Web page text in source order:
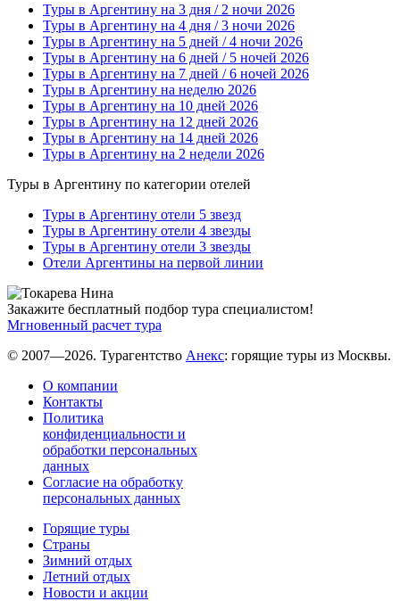
Туры в Аргентину на 3 дня / 2 ночи 2026
Туры в Аргентину на 4 дня / 3 ночи 2026
Туры в Аргентину на 5 дней / 4 ночи 2026
Туры в Аргентину на 6 дней / 5 ночей 2026
Туры в Аргентину на 7 дней / 6 ночей 2026
Туры в Аргентину на неделю 2026
Туры в Аргентину на 10 дней 2026
Туры в Аргентину на 12 дней 2026
Туры в Аргентину на 14 дней 2026
Туры в Аргентину на 2 недели 2026
Туры в Аргентину по категории отелей
Туры в Аргентину отели 5 звезд
Туры в Аргентину отели 4 звезды
Туры в Аргентину отели 3 звезды
Отели Аргентины на первой линии
Закажите бесплатный подбор тура специалистом!
Мгновенный расчет тура
© 2007—2026. Турагентство Анекс: горящие туры из Москвы.
О компании
Контакты
Политика
конфиденциальности и
обработки персональных
данных
Согласие на обработку
персональных данных
Горящие туры
Страны
Зимний отдых
Летний отдых
Новости и акции